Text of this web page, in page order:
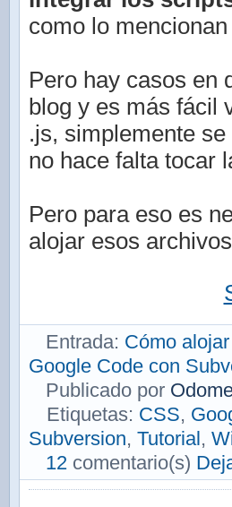
como lo mencionan
Pero hay casos en
blog y es más fácil
.js, simplemente
no hace falta tocar
Pero para eso es
alojar esos
Entrada: Cómo
Google Code con
Publicado por
Etiquetas: CSS,
Subversion, Tutorial,
12 comentario(s)